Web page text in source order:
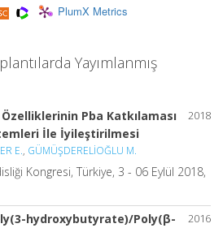
PlumX Metrics
Yayımlanmış
2018
Pba Katkılaması
İle İyileştirilmesi
E., GÜMÜŞDERELİOĞLU M.
Kongresi, Türkiye, 3 - 06 Eylül 2018,
2016
hydroxybutyrate)/Poly(β-